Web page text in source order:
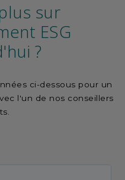
sur
ESG
?
ci-dessous pour un
l'un de nos conseillers